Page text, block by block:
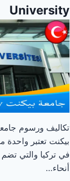
University
تكاليف ورسوم
بيكنت تعتبر واحدة
في تركيا والتي
أنحاء…